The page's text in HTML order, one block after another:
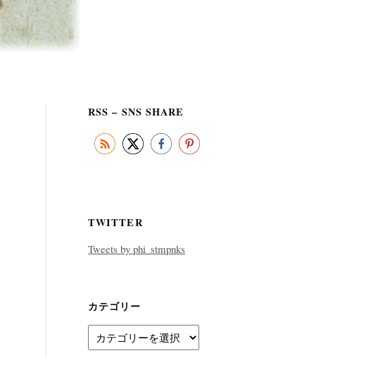
RSS – SNS SHARE
TWITTER
Tweets by phi_stmpnks
カテゴリー
テ